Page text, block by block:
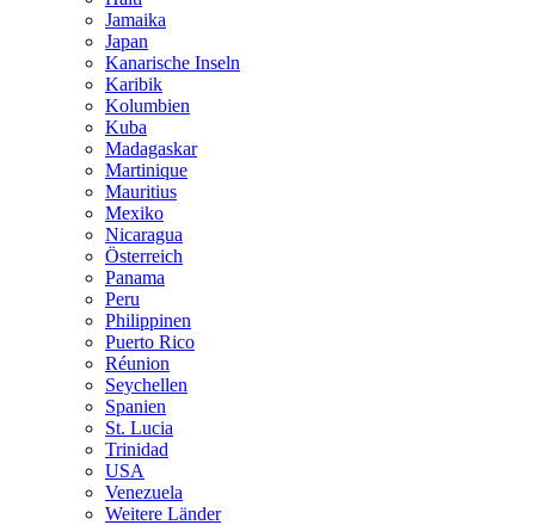
Jamaika
Japan
Kanarische Inseln
Karibik
Kolumbien
Kuba
Madagaskar
Martinique
Mauritius
Mexiko
Nicaragua
Österreich
Panama
Peru
Philippinen
Puerto Rico
Réunion
Seychellen
Spanien
St. Lucia
Trinidad
USA
Venezuela
Weitere Länder